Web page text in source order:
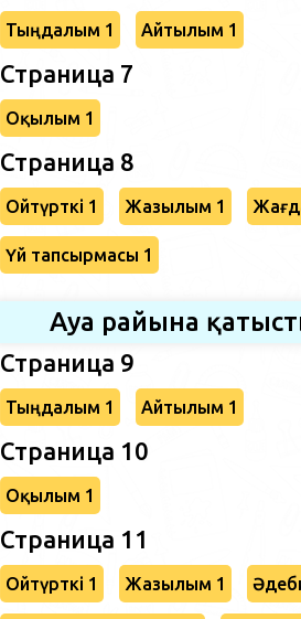
Тыңдалым 1 Айтылым 1
Страница 7
Оқылым 1
Страница 8
Ойтүрткі 1 Жазылым 1
Үй тапсырмасы 1
Ауа райына
Страница 9
Тыңдалым 1 Айтылым 1
Страница 10
Оқылым 1
Страница 11
Ойтүрткі 1 Жазылым 1